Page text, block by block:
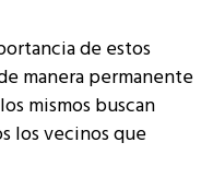
de estos
manera permanente
mismos buscan
los vecinos que